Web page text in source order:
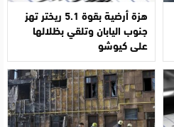
هزة أرضية بقوة 5.1 ريختر تهز
جنوب اليابان وتلقي بظلالها
على كيوشو